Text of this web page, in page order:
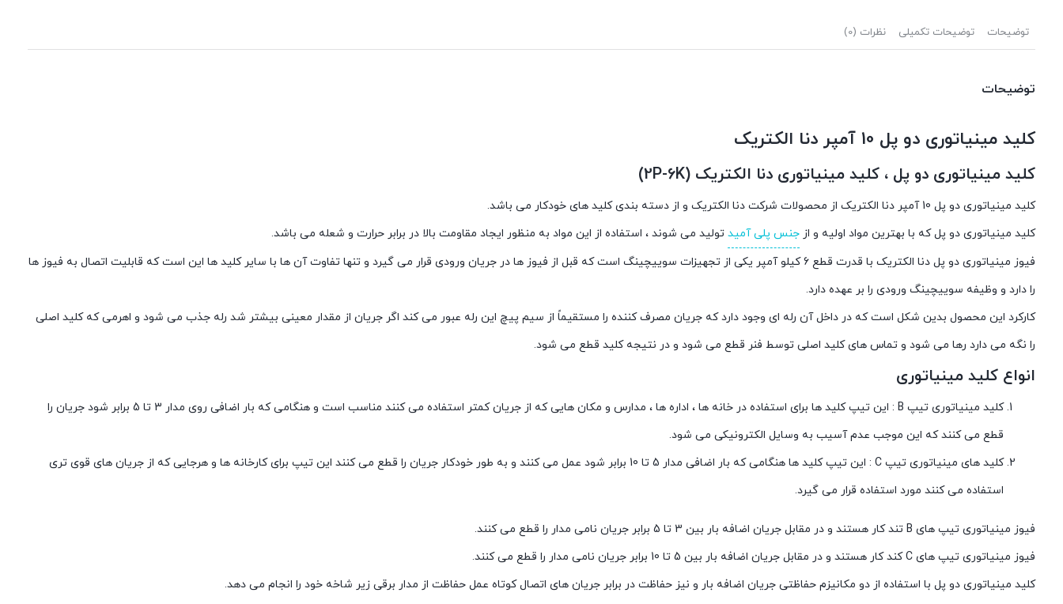
توضیحات توضیحات تکمیلی نظرات (0)
توضیحات
کلید مینیاتوری دو پل 10 آمپر دنا الکتریک
کلید مینیاتوری دو پل ، کلید مینیاتوری دنا الکتریک (2P-6K)
کلید مینیاتوری دو پل 10 آمپر دنا الکتریک از محصولات شرکت دنا الکتریک و از دسته بندی کلید های خودکار می باشد.
کلید مینیاتوری دو پل که با بهترین مواد اولیه و از جنس پلی آمید تولید می شوند ، استفاده از این مواد به منظور ایجاد مقاومت بالا در برابر حرارت و شعله می باشد.
فیوز مینیاتوری دو پل دنا الکتریک با قدرت قطع 6 کیلو آمپر یکی از تجهیزات سوییچینگ است که قبل از فیوز ها در جریان ورودی قرار می گیرد و تنها تفاوت آن ها با سایر کلید ها این است که قابلیت اتصال به فیوز ها
را دارد و وظیفه سوییچینگ ورودی را بر عهده دارد.
کارکرد این محصول بدین شکل است که در داخل آن رله ای وجود دارد که جریان مصرف کننده را مستقیماً از سیم پیچ این رله عبور می کند اگر جریان از مقدار معینی بیشتر شد رله جذب می شود و اهرمی که کلید اصلی
را نگه می دارد رها می شود و تماس های کلید اصلی توسط فنر قطع می شود و در نتیجه کلید قطع می شود.
انواع کلید مینیاتوری
کلید مینیاتوری تیپ B : این تیپ کلید ها برای استفاده در خانه ها ، اداره ها ، مدارس و مکان هایی که از جریان کمتر استفاده می کنند مناسب است و هنگامی که بار اضافی روی مدار 3 تا 5 برابر شود جریان را
قطع می کنند که این موجب عدم آسیب به وسایل الکترونیکی می شود.
کلید های مینیاتوری تیپ C : این تیپ کلید ها هنگامی که بار اضافی مدار 5 تا 10 برابر شود عمل می کنند و به طور خودکار جریان را قطع می کنند این تیپ برای کارخانه ها و هرجایی که از جریان های قوی تری
استفاده می کنند مورد استفاده قرار می گیرد.
فیوز مینیاتوری تیپ های B تند کار هستند و در مقابل جریان اضافه بار بین 3 تا 5 برابر جریان نامی مدار را قطع می کنند.
فیوز مینیاتوری تیپ های C کند کار هستند و در مقابل جریان اضافه بار بین 5 تا 10 برابر جریان نامی مدار را قطع می کنند.
کلید مینیاتوری دو پل با استفاده از دو مکانیزم حفاظتی جریان اضافه بار و نیز حفاظت در برابر جریان های اتصال کوتاه عمل حفاظت از مدار برقی زیر شاخه خود را انجام می دهد.